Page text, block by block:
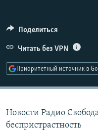
ПОДПИШИТЕСЬ НА
СОЦИАЛЬНЫЕ СЕТИ
Поделиться
Читать без VPN
Приоритетный источник в
Новости Радио
беспристрастность